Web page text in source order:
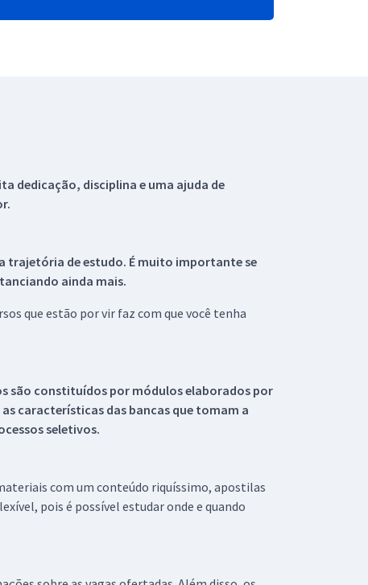
dedicação, disciplina e uma ajuda de
trajetória de estudo. É muito importante se
ainda mais.
que estão por vir faz com que você tenha
são constituídos por módulos elaborados por
características das bancas que tomam a
seletivos.
com um conteúdo riquíssimo, apostilas
pois é possível estudar onde e quando